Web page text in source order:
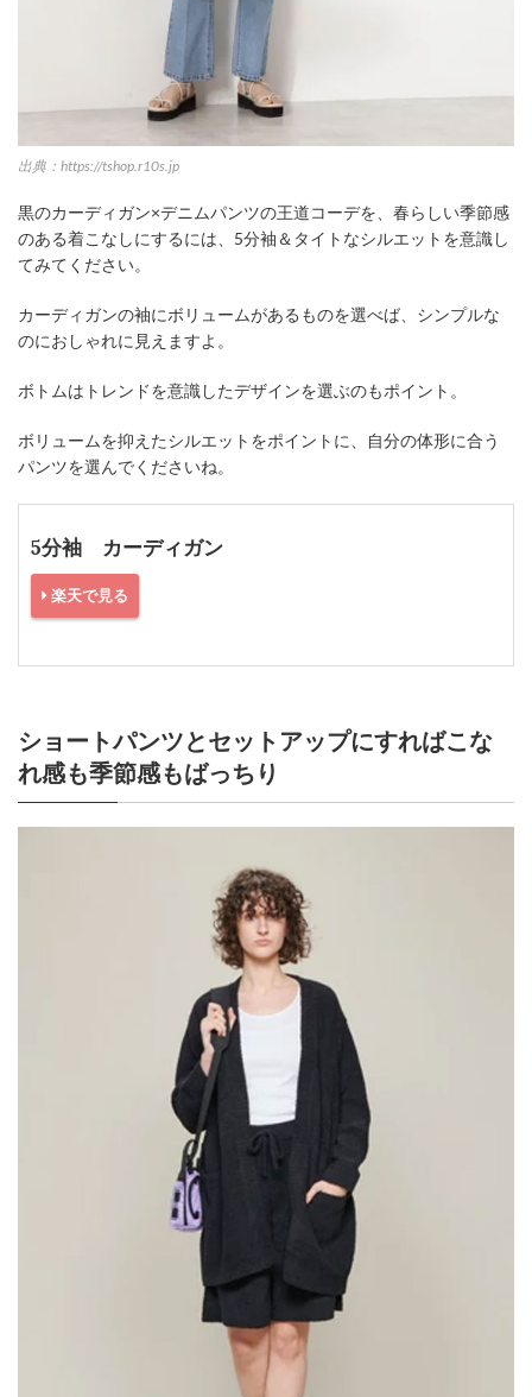
出典：https://tshop.r10s.jp
黒のカーディガン×デニムパンツの王道コーデを、春らしい季節感
のある着こなしにするには、5分袖＆タイトなシルエットを意識し
てみてください。
カーディガンの袖にボリュームがあるものを選べば、シンプルな
のにおしゃれに見えますよ。
ボトムはトレンドを意識したデザインを選ぶのもポイント。
ボリュームを抑えたシルエットをポイントに、自分の体形に合う
パンツを選んでくださいね。
5分袖 カーディガン
楽天で見る
ショートパンツとセットアップにすればこな
れ感も季節感もばっちり